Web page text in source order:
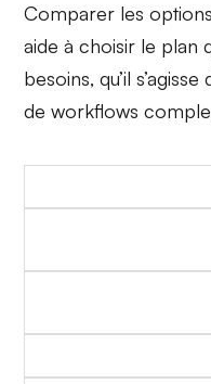
Comparer les
aide à choisir le plan
besoins, qu’il
de workflows